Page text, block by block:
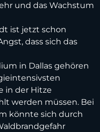
und das Wachstum
ist jetzt schon
dass sich das
in Dallas gehören
in der Hitze
werden müssen. Bei
könnte sich durch